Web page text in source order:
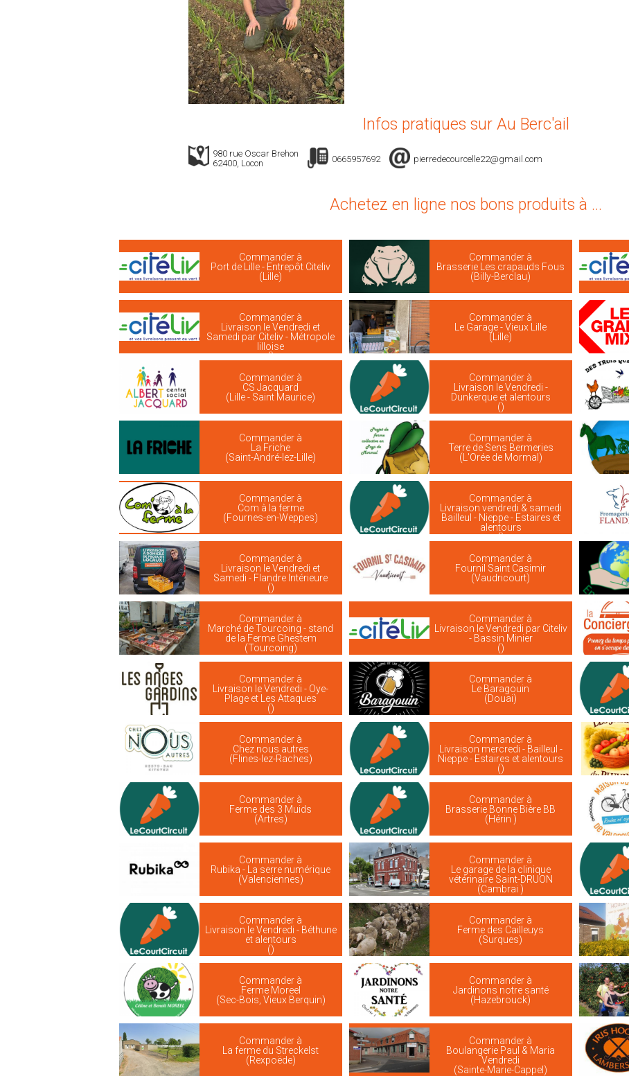
Infos pratiques sur Au Berc'ail
980 rue Oscar Brehon
62400, Locon
0665957692 pierredecourcelle22@gmail.com
Achetez en ligne nos bons produits à ...
Commander à
Port de Lille - Entrepôt Citeliv
(Lille)
Commander à
Brasserie Les crapauds Fous
(Billy-Berclau)
Commander à
Livraison le Vendredi et
Samedi par Citeliv - Métropole
lilloise
()
Commander à
Le Garage - Vieux Lille
(Lille)
Commander à
CS Jacquard
(Lille - Saint Maurice)
Commander à
Livraison le Vendredi -
Dunkerque et alentours
()
Commander à
La Friche
(Saint-André-lez-Lille)
Commander à
Terre de Sens Bermeries
(L'Orée de Mormal)
Commander à
Com à la ferme
(Fournes-en-Weppes)
Commander à
Livraison vendredi & samedi
Bailleul - Nieppe - Estaires et
alentours
()
Commander à
Livraison le Vendredi et
Samedi - Flandre Intérieure
()
Commander à
Fournil Saint Casimir
(Vaudricourt)
Commander à
Marché de Tourcoing - stand
de la Ferme Ghestem
(Tourcoing)
Commander à
Livraison le Vendredi par Citeliv
- Bassin Minier
()
Commander à
Livraison le Vendredi - Oye-
Plage et Les Attaques
()
Commander à
Le Baragouin
(Douai)
Commander à
Chez nous autres
(Flines-lez-Raches)
Commander à
Livraison mercredi - Bailleul -
Nieppe - Estaires et alentours
()
Commander à
Ferme des 3 Muids
(Artres)
Commander à
Brasserie Bonne Bière BB
(Hérin )
Commander à
Rubika - La serre numérique
(Valenciennes)
Commander à
Le garage de la clinique
vétérinaire Saint-DRUON
(Cambrai )
Commander à
Livraison le Vendredi - Béthune
et alentours
()
Commander à
Ferme des Cailleuys
(Surques)
Commander à
Ferme Moreel
(Sec-Bois, Vieux Berquin)
Commander à
Jardinons notre santé
(Hazebrouck)
Commander à
La ferme du Streckelst
(Rexpoëde)
Commander à
Boulangerie Paul & Maria
Vendredi
(Sainte-Marie-Cappel)